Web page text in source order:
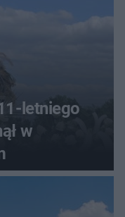
letniego
w